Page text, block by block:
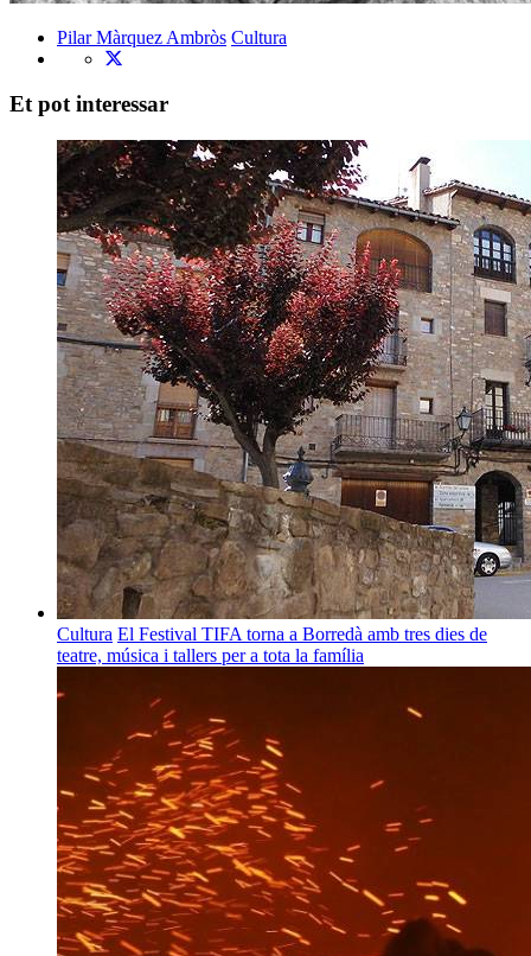
Pilar Màrquez Ambròs Cultura
Et pot interessar
Cultura El Festival TIFA torna a Borredà amb tres dies de
teatre, música i tallers per a tota la família